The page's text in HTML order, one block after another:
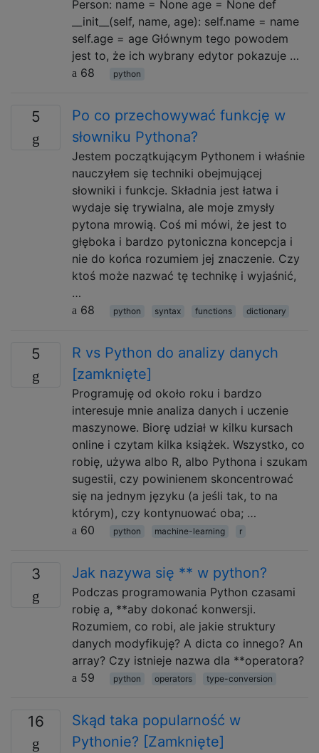
Person: name = None age = None def
__init__(self, name, age): self.name = name
self.age = age Głównym tego powodem
jest to, że ich wybrany edytor pokazuje …
68
python
5
Po co przechowywać funkcję w
słowniku Pythona?
Jestem początkującym Pythonem i właśnie
nauczyłem się techniki obejmującej
słowniki i funkcje. Składnia jest łatwa i
wydaje się trywialna, ale moje zmysły
pytona mrowią. Coś mi mówi, że jest to
głęboka i bardzo pytoniczna koncepcja i
nie do końca rozumiem jej znaczenie. Czy
ktoś może nazwać tę technikę i wyjaśnić,
…
68
python syntax functions dictionary
5
R vs Python do analizy danych
[zamknięte]
Programuję od około roku i bardzo
interesuje mnie analiza danych i uczenie
maszynowe. Biorę udział w kilku kursach
online i czytam kilka książek. Wszystko, co
robię, używa albo R, albo Pythona i szukam
sugestii, czy powinienem skoncentrować
się na jednym języku (a jeśli tak, to na
którym), czy kontynuować oba; …
60
python machine-learning r
3 Jak nazywa się ** w python?
Podczas programowania Python czasami
robię a, **aby dokonać konwersji.
Rozumiem, co robi, ale jakie struktury
danych modyfikuję? A dicta co innego? An
array? Czy istnieje nazwa dla **operatora?
59
python operators type-conversion
16
Skąd taka popularność w
Pythonie? [Zamknięte]